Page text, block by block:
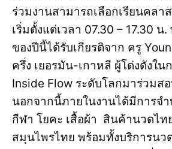
ร่วมงานสามารถเลือกเรียนคลา
เริ่มตั้งแต่เวลา 07.30 – 17.30 น
ของปีนี้ได้รับเกียรติจาก ครู
ครึ่ง เยอรมัน-เกาหลี ผู้โด่งดังใ
Inside Flow ระดับโลกมาร่วมส
นอกจากนี้ภายในงานได้มีการจ
กีฬา โยคะ เสื้อผ้า สินค้านวดไท
สมุนไพรไทย พร้อมทั้งบริการนว